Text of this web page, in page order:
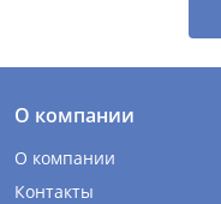
О компании
О компании
Контакты